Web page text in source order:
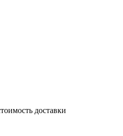
доставки